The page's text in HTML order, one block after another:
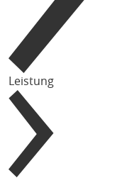
Leistung